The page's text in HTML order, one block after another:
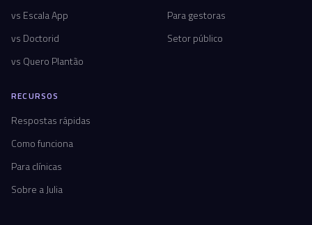
vs Escala App
vs Doctorid
vs Quero Plantão
Para gestoras
Setor público
RECURSOS
Respostas rápidas
Como funciona
Para clínicas
Sobre a Julia